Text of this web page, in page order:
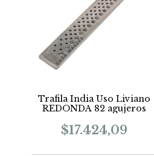
Trafila India Uso Liviano
REDONDA 82 agujeros
$17.424,09